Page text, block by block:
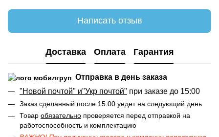
Написать отзыв
Доставка Оплата Гарантия
Отправка в день заказа
"Новой почтой" и"Укр почтой" при заказе до 15:00
Заказ сделанный после 15:00 уедет на следующий день
Товар обязательно проверяется перед отправкой на
работоспособность и комплектацию